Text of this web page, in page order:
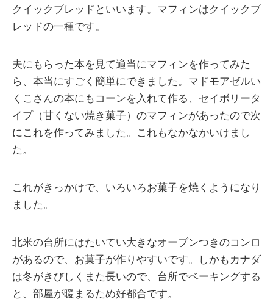
クイックブレッドといいます。マフィンはクイックブ
レッドの一種です。
夫にもらった本を見て適当にマフィンを作ってみた
ら、本当にすごく簡単にできました。マドモアゼルい
くこさんの本にもコーンを入れて作る、セイボリータ
イプ（甘くない焼き菓子）のマフィンがあったので次
にこれを作ってみました。これもなかなかいけまし
た。
これがきっかけで、いろいろお菓子を焼くようになり
ました。
北米の台所にはたいてい大きなオーブンつきのコンロ
があるので、お菓子が作りやすいです。しかもカナダ
は冬がきびしくまた長いので、台所でベーキングする
と、部屋が暖まるため好都合です。